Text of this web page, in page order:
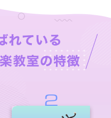
2